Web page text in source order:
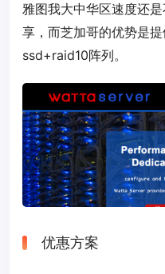
雅图我大中华区速度还
享，而芝加哥的优势是
ssd+raid10阵列。
优惠方案